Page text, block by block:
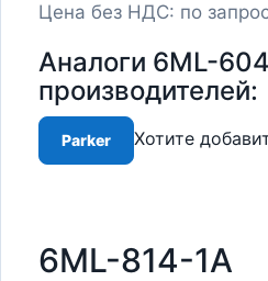
Цена без НДС: по
Аналоги 6ML-
производителей:
Parker Хотите
6ML-814-1A